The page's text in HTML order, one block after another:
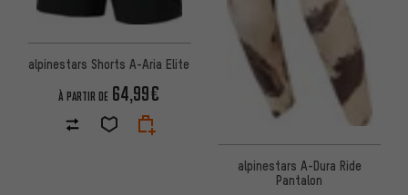
alpinestars Shorts A-Aria Elite
À PARTIR DE 64,99€
alpinestars A-Dura Ride
Pantalon